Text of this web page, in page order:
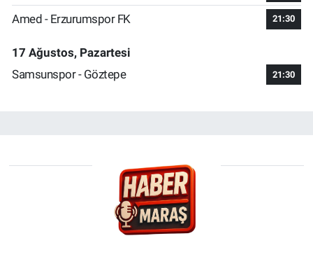
Amed - Erzurumspor FK 21:30
17 Ağustos, Pazartesi
Samsunspor - Göztepe
21:30